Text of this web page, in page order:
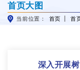
首页大图
当前位置： 首页 首
深入开展